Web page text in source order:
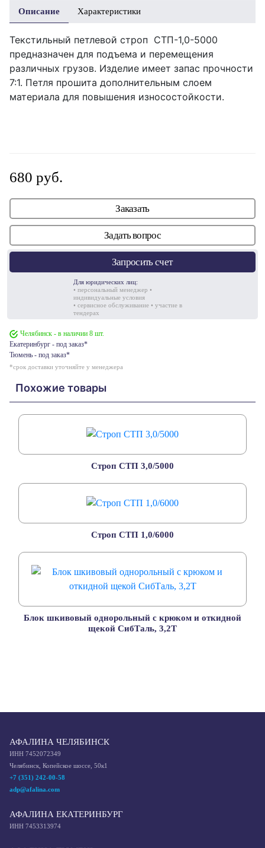
Описание Характеристики
Текстильный петлевой строп СТП-1,0-5000
предназначен для подъема и перемещения
различных грузов. Изделие имеет запас прочности
7:1. Петля прошита дополнительным слоем
материала для повышения износостойкости.
680 руб.
Заказать
Задать вопрос
Запросить счет
Для юридических лиц:
• персональный менеджер •
индивидуальные условия
• сервисное обслуживание • участие в
тендерах
Челябинск - в наличии 8 шт.
Екатеринбург - под заказ*
Тюмень - под заказ*
*срок доставки уточняйте у менеджера
Похожие товары
Строп СТП 3,0/5000
Строп СТП 1,0/6000
Блок шкивовый однорольный с крюком и откидной
щекой СибТаль, 3,2Т
АФАЛИНА ЧЕЛЯБИНСК
ИНН 7452072349
Челябинск, Копейское шоссе, 50к1
+7 (351) 242-00-58
adp@afalina.com
АФАЛИНА ЕКАТЕРИНБУРГ
ИНН 7453313974